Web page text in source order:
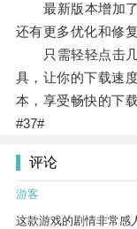
最新版本增加了
还有更多优化和修复
只需轻轻点击几
具，让你的下载速
本，享受畅快的下
#37#
评论
游客
这款游戏的剧情非常感